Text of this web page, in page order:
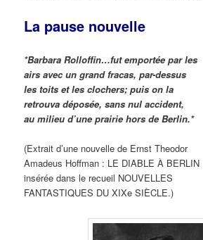
La pause nouvelle
*Barbara Rolloffin…fut emportée par les
airs avec un grand fracas, par-dessus
les toits et les clochers; puis on la
retrouva déposée, sans nul accident,
au milieu d’une prairie hors de Berlin.*
(Extrait d’une nouvelle de Ernst Theodor
Amadeus Hoffman : LE DIABLE À BERLIN
insérée dans le recueil NOUVELLES
FANTASTIQUES DU XIXe SIÈCLE.)